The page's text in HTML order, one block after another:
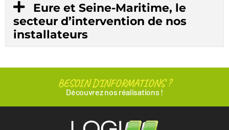
Eure et Seine-Maritime, le
secteur d’intervention de nos
installateurs
BESOIN D'INFORMATIONS ?
Découvrez nos réalisations !